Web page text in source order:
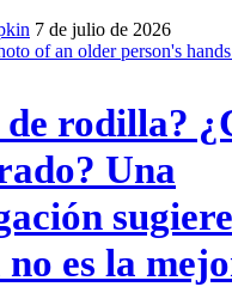
7 de julio de 2026
rodilla?
Una
es la